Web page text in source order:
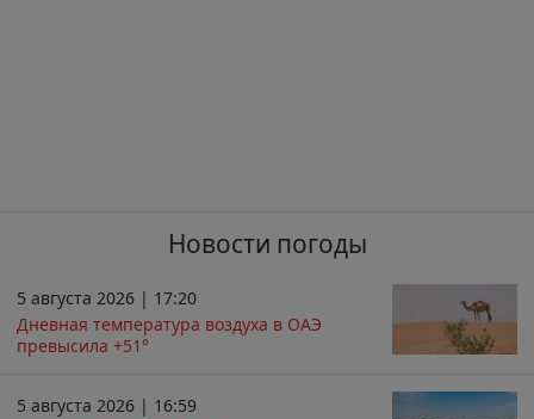
Новости погоды
5 августа 2026 | 17:20
Дневная температура воздуха в ОАЭ
превысила +51°
5 августа 2026 | 16:59